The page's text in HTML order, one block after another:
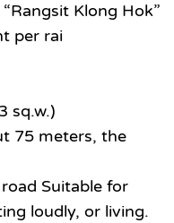
Klong Hok”
per rai
sq.w.)
75 meters, the
Suitable for
loudly, or living.